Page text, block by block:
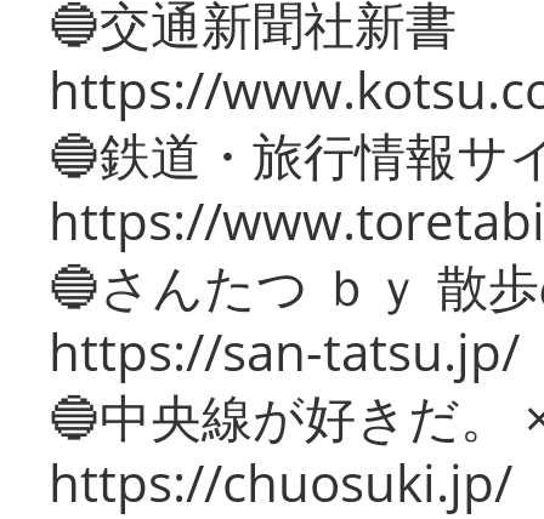
🔵交通新聞社新書
https://
🔵鉄道・旅行情報サ
https://
🔵さんたつ ｂｙ 散
https://san-tatsu.jp/
🔵中央線が好きだ。
https://chuosuki.jp/